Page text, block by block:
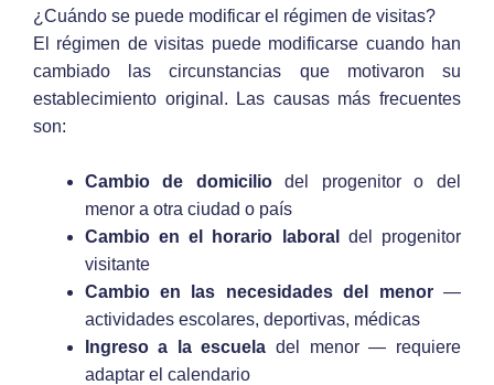
¿Cuándo se puede modificar el régimen de visitas?
El régimen de visitas puede modificarse cuando han
cambiado las circunstancias que motivaron su
establecimiento original. Las causas más frecuentes
son:
Cambio de domiciliodel progenitor o del
menor a otra ciudad o país
Cambio en el horario laboral
del progenitor
visitante
Cambio en las necesidades del menor—
actividades escolares, deportivas, médicas
Ingreso a la escuela del menor — requiere
adaptar el calendario